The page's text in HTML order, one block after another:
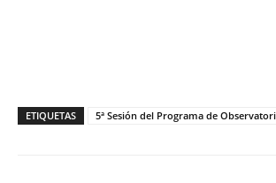
ETIQUETAS 5ª Sesión del Programa de